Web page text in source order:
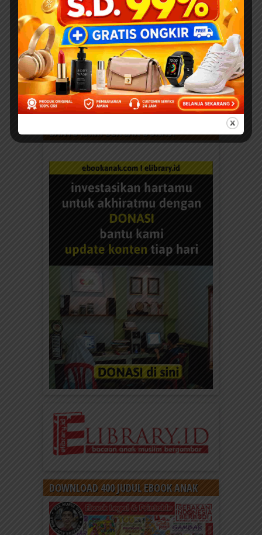
BANTU KAMI DENGAN DONASI
DOWNLOAD 400 JUDUL EBOOK ANAK